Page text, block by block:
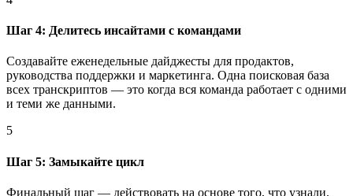
Шаг 4: Делитесь инсайтами с командами
Создавайте еженедельные дайджесты для продактов,
руководства поддержки и маркетинга. Одна поисковая база
всех транскриптов — это когда вся команда работает с одними
и теми же данными.
5
Шаг 5: Замыкайте цикл
Финальный шаг — действовать на основе того, что узнали.